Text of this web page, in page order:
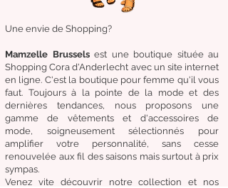
Une envie de Shopping?
Mamzelle Brussels est une boutique située au
Shopping Cora d'Anderlecht avec un site internet
en ligne. C'est la boutique pour femme qu'il vous
faut. Toujours à la pointe de la mode et des
dernières tendances, nous proposons une
gamme de vêtementset d'accessoires de
mode,
soigneusementsélectionnés pour
amplifier votre personnalité, sans cesse
renouvelée aux fil des saisons mais surtout à prix
sympas.
Venez vite découvrirnotre collection et nos